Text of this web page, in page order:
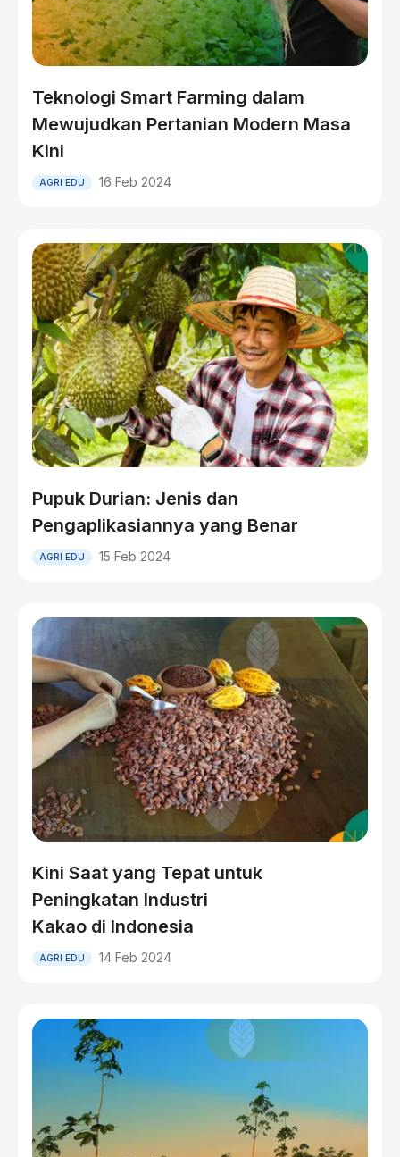
Teknologi Smart Farming dalam
Mewujudkan Pertanian Modern Masa
Kini
AGRI EDU 16 Feb 2024
Pupuk Durian: Jenis dan
Pengaplikasiannya yang Benar
AGRI EDU 15 Feb 2024
Kini Saat yang Tepat untuk
Peningkatan Industri
Kakao di Indonesia
AGRI EDU 14 Feb 2024